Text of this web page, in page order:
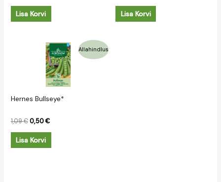
Lisa Korvi Lisa Korvi
Allahindlus
Hernes Bullseye*
1,09€
Algne
1,09 €.
0,50€
Praegune
hind
on:
0,50 €.
Lisa Korvi